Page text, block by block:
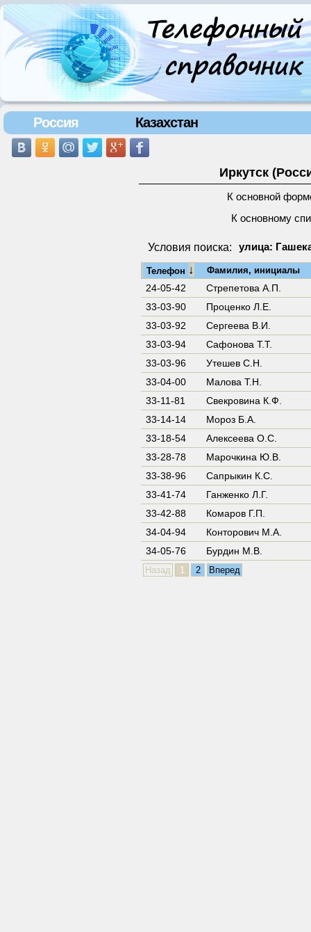
Россия Казахстан
Иркутск
К основной
К основному
Условия поиска: улица:
Телефон ↓ Фамилия, инициалы
24-05-42
Стрепетова А.П.
33-03-90
Проценко Л.Е.
33-03-92
Сергеева В.И.
33-03-94
Сафонова Т.Т.
33-03-96
Утешев С.Н.
33-04-00
Малова Т.Н.
33-11-81
Свекровина К.Ф.
33-14-14
Мороз Б.А.
33-18-54
Алексеева О.С.
33-28-78
Марочкина Ю.В.
33-38-96
Сапрыкин К.С.
33-41-74
Ганженко Л.Г.
33-42-88
Комаров Г.П.
34-04-94
Конторович М.А.
34-05-76
Бурдин М.В.
Назад 1 2 Вперед